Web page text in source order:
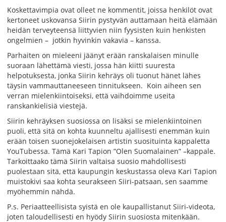
Koskettavimpia ovat olleet ne kommentit, joissa henkilöt ovat
kertoneet uskovansa Siirin pystyvän auttamaan heitä elämään
heidän terveyteensä liittyvien niin fyysisten kuin henkisten
ongelmien – jotkin hyvinkin vakavia – kanssa.
Parhaiten on mieleeni jäänyt erään ranskalaisen minulle
suoraan lähettämä viesti, jossa hän kiitti suuresta
helpotuksesta, jonka Siirin kehräys oli tuonut hänet lähes
täysin vammauttaneeseen tinnitukseen. Koin aiheen sen
verran mielenkiintoiseksi, että vaihdoimme useita
ranskankielisiä viestejä.
Siirin kehräyksen suosiossa on lisäksi se mielenkiintoinen
puoli, että sitä on kohta kuunneltu ajallisesti enemmän kuin
erään toisen suonejokelaisen artistin suosituinta kappaletta
YouTubessa. Tämä Kari Tapion ”Olen Suomalainen” –kappale.
Tarkoittaako tämä Siirin valtaisa suosio mahdollisesti
puolestaan sitä, että kaupungin keskustassa oleva Kari Tapion
muistokivi saa kohta seurakseen Siiri-patsaan, sen saamme
myöhemmin nähdä.
P.s. Periaatteellisista syistä en ole kaupallistanut Siiri-videota,
joten taloudellisesti en hyödy Siirin suosiosta mitenkään.